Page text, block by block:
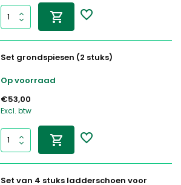
Set grondspiesen (2 stuks)
Op voorraad
€53,00
Excl. btw
Set van 4 stuks ladderschoen voor